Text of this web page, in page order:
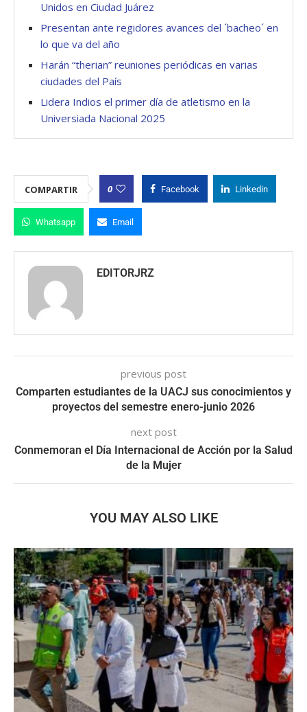
Unidos en Ciudad Juárez
Presentan ante regidores avances del ´bacheo´ en
lo que va del año
Harán “therian” reuniones periódicas en varias
ciudades del País
Lidera Indios el primer día de atletismo en la
Universiada Nacional 2025
COMPARTIR 0 Facebook Linkedin
Whatsapp Email
EDITORJRZ
previous post
Comparten estudiantes de la UACJ sus conocimientos y
proyectos del semestre enero-junio 2026
next post
Conmemoran el Día Internacional de Acción por la Salud
de la Mujer
YOU MAY ALSO LIKE